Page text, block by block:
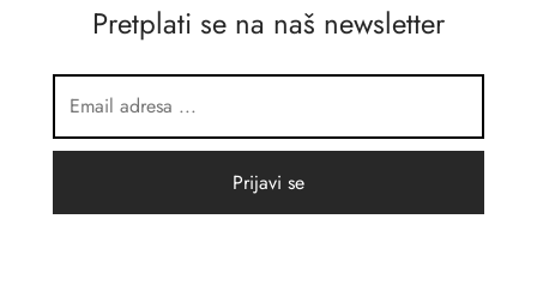
Pretplati se na naš newsletter